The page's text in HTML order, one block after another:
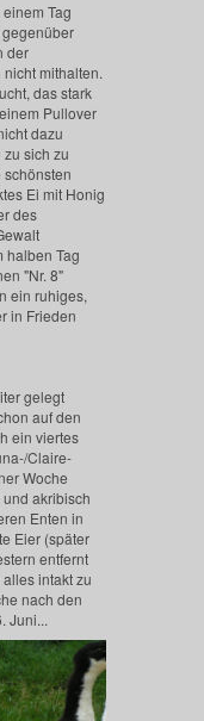
Tag
der
mithalten.
das stark
Pullover
dazu
sich zu
Ei mit Honig
des
halben Tag
"Nr. 8"
ein ruhiges,
in Frieden
gelegt
auf den
ein viertes
Claire-
Woche
akribisch
Enten in
Eier (später
entfernt
intakt zu
nach den
Juni...